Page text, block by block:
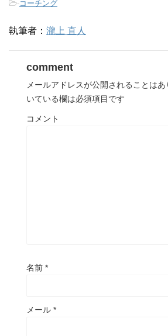
-コーチング
執筆者： 瀧上 直人
comment
メールアドレスが公開されることはあ
いている欄は必須項目です
コメント
名前 *
メール *